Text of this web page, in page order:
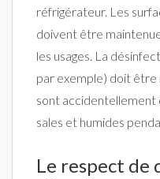
réfrigérateur. Les
doivent être
les usages. La
par exemple) doit être
sont accidentellement
sales et humides
Le respect de